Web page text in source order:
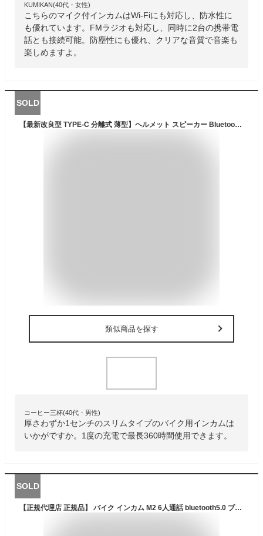
KUMIKAN(40代・女性)
こちらのマイク付インカムはWi-Fiにも対応し、防水性に
も優れています。FMラジオも対応し、同時に2台の携帯電
話とも接続可能。防塵性にも優れ、クリアな音質で音楽も
楽しめますよ。
SOLD
【最新改良型 TYPE-C 分離式 薄型】ヘルメット スピーカー Bluetooth 5.0 バイク イヤホン マイク インカム Hi-Fi音質 技適認証取得済 ハンズフリー 自動応答 オートバイ スピーカー マイク付き 防水 防塵 長時間利用可能 DSP搭載 大口径スピーカー パワフルなミッドベース 音楽/音声コントロール/通話 1人用(Black)
類似商品を探す
コーヒー三杯(40代・男性)
厚さわずか1センチのスリムタイプのバイク用インカムは
いかがですか。1度の充電で最長360時間使用できます。
SOLD
【正規代理店 正規品】 バイク インカム M2 6人通話 bluetooth5.0 ブルトゥース イヤホンと接続可能 インカム FMラジオ付き HI-FI音質 防水 インターコム 操作簡単 長距離通信 最大10時間使用可能ヘルメット用インカム